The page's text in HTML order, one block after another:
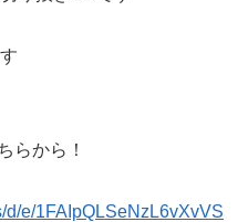
らから！
d/e/1FAIpQLSeNzL6vXvVS